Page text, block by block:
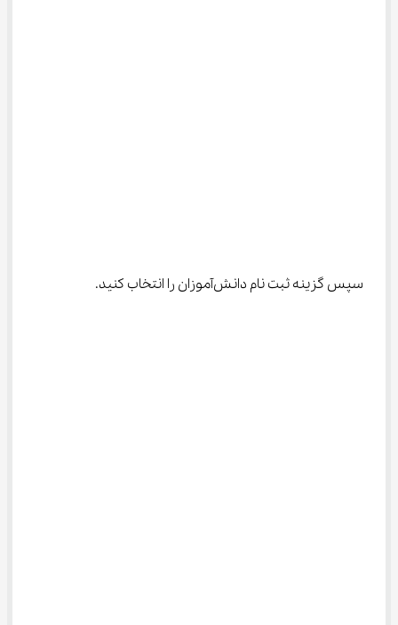
سپس گزینه ثبت نام دانش‌آموزان را انتخاب کنید.